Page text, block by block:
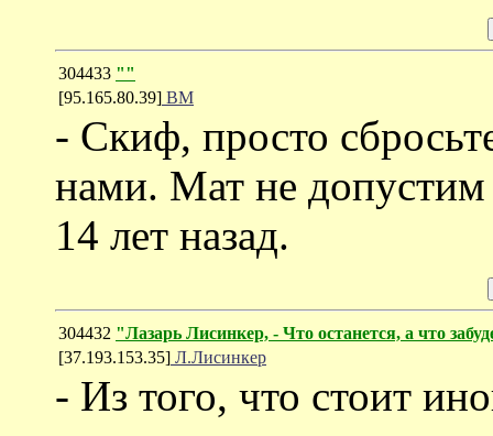
304433 ""
[95.165.80.39] ВМ
- Скиф, просто
нами. Мат не допустим
14 лет назад.
304432 "Лазарь Лисинкер, - Что останется, а что
[37.193.153.35] Л.Лисинкер
- Из того, что стоит